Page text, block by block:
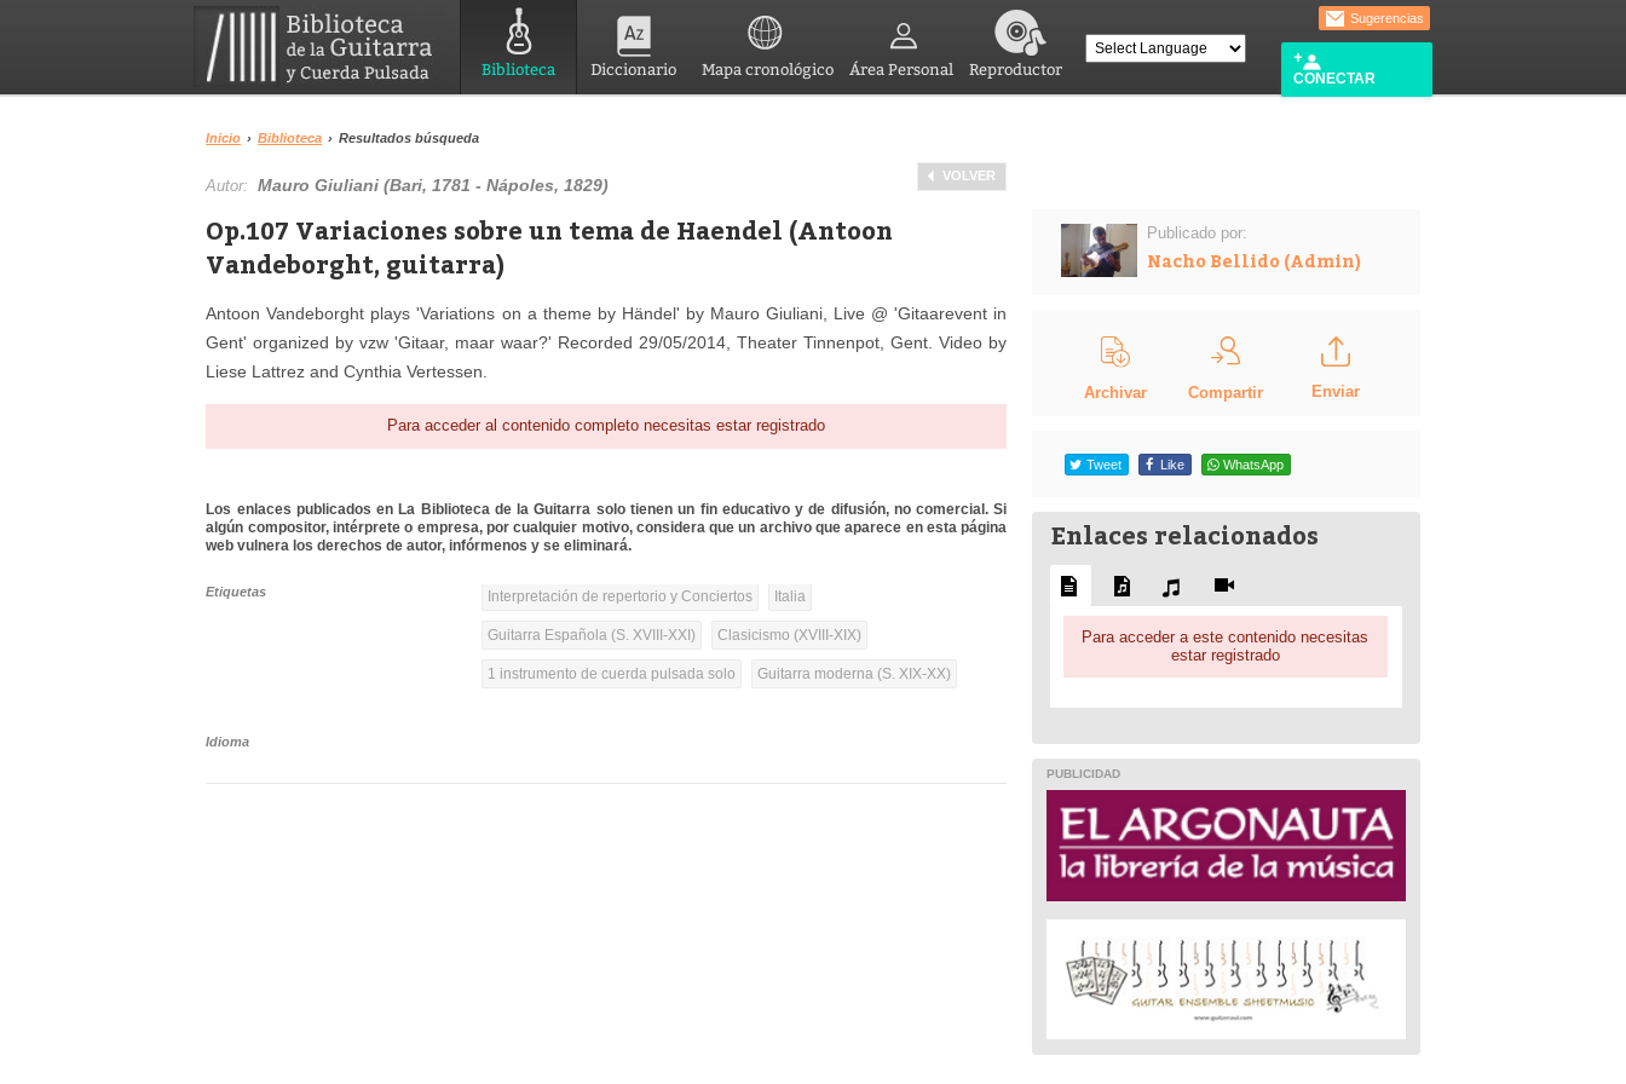
Biblioteca Diccionario Mapa cronológico Área Personal Reproductor
Sugerencias
CONECTAR
Inicio › Biblioteca › Resultados búsqueda
VOLVER
Autor:Mauro Giuliani (Bari, 1781 - Nápoles, 1829)
Op.107 Variaciones sobre un tema de Haendel (Antoon
Vandeborght, guitarra)
Antoon Vandeborght plays 'Variations on a theme by Händel' by Mauro Giuliani, Live @ 'Gitaarevent in
Gent' organized by vzw 'Gitaar, maar waar?' Recorded 29/05/2014, Theater Tinnenpot, Gent. Video by
Liese Lattrez and Cynthia Vertessen.
Para acceder al contenido completo necesitas estar registrado
Los enlaces publicados en La Biblioteca de la Guitarra solo tienen un fin educativo y de difusión, no comercial. Si
algún compositor, intérprete o empresa, por cualquier motivo, considera que un archivo que aparece en esta página
web vulnera los derechos de autor, infórmenos y se eliminará.
Etiquetas Interpretación de repertorio y Conciertos Italia
Guitarra Española (S. XVIII-XXI) Clasicismo (XVIII-XIX)
1 instrumento de cuerda pulsada solo Guitarra moderna (S. XIX-XX)
Idioma
Publicado por:
Nacho Bellido (Admin)
Archivar Compartir Enviar
Tweet Like WhatsApp
Enlaces relacionados
Para acceder a este contenido necesitas
estar registrado
PUBLICIDAD